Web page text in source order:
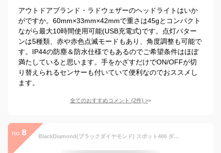
アウトドアブランド・ラドウェザーのヘッドライトはいか
がですか。60mm×33mm×42mmで重さは45gとコンパクト
ながら最大10時間使用可能(USB充電式)です。点灯パター
ンは5種類、赤や赤色点滅モードもあり、角度調整も可能で
す。IP44の防塵＆防水仕様でもあるのでご希望条件はほぼ
満たしていると思います。手をかざすだけでON/OFFが切
り替えられるセンサーも付いていて便利なのでおススメし
ます。
全てのおすすめコメント (2件) >
no. 8 BlackDiamond(ブラックダイヤモンド) スポット400 ダークオリーブ